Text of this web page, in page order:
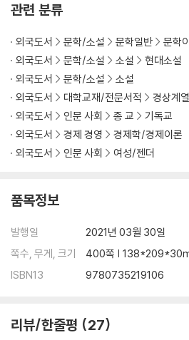
관련 분류
외국도서 문학/소설 문학일반
문학
외국도서
문학/소설 소설
현대소설
외국도서
문학/소설
소설
외국도서
대학교재/전문서적 경상계열
외국도서
인문 사회 종 교
기독교
외국도서
경제 경영
경제학/경제이론
외국도서
인문 사회 여성/젠더
품목정보
발행일
2021년 03월 30일
쪽수, 무게, 크기
400쪽 |
ISBN13
9780735219106
리뷰/한줄평 27